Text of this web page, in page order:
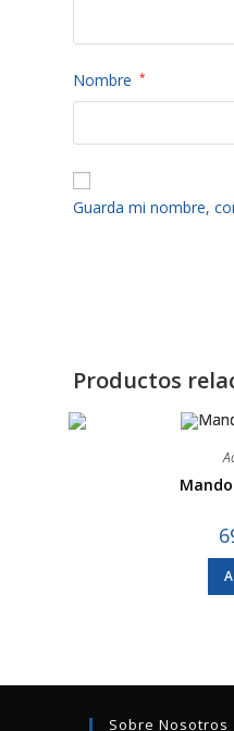
Nombre *
Guarda mi nombre,
Productos
Sobre Nosotros